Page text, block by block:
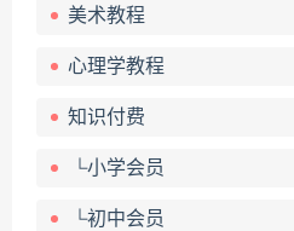
美术教程
心理学教程
知识付费
└小学会员
└初中会员